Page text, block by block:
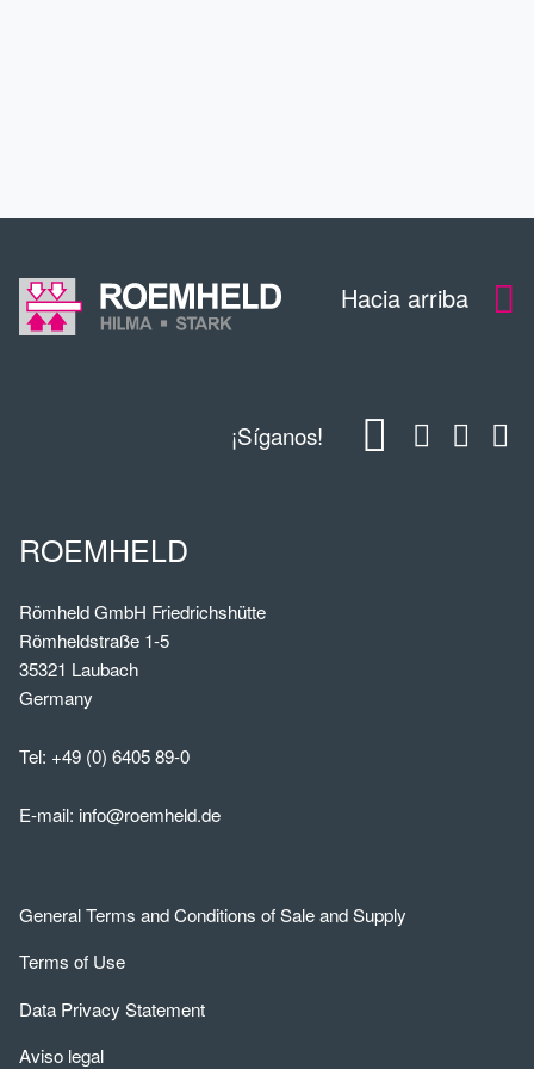
Hacia arriba
¡Síganos!
ROEMHELD
Römheld GmbH Friedrichshütte
Römheldstraße 1-5
35321 Laubach
Germany
Tel: +49 (0) 6405 89-0
E-mail: info@roemheld.de
General Terms and Conditions of Sale and Supply
Terms of Use
Data Privacy Statement
Aviso legal